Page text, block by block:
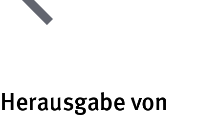
Herausgabe von